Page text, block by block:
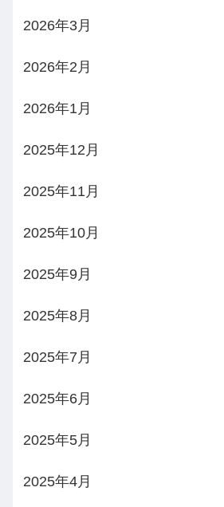
2026年3月
2026年2月
2026年1月
2025年12月
2025年11月
2025年10月
2025年9月
2025年8月
2025年7月
2025年6月
2025年5月
2025年4月